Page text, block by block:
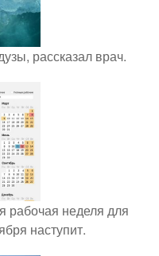
рассказал врач.
неделя для
наступит.